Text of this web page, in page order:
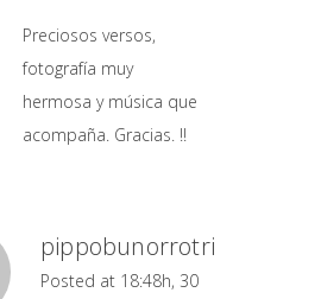
Preciosos versos,
fotografía muy
hermosa y música que
acompaña. Gracias. !!
pippobunorrotri
Posted at 18:48h, 30